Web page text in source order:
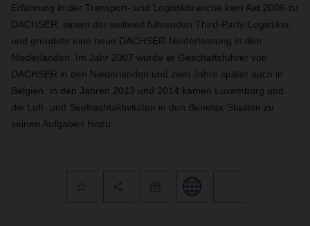
Erfahrung in der Transport- und Logistikbranche kam Aat 2006 zu
DACHSER, einem der weltweit führenden Third-Party-Logistiker,
und gründete eine neue DACHSER-Niederlassung in den
Niederlanden. Im Jahr 2007 wurde er Geschäftsführer von
DACHSER in den Niederlanden und zwei Jahre später auch in
Belgien. In den Jahren 2013 und 2014 kamen Luxemburg und
die Luft- und Seefrachtaktivitäten in den Benelux-Staaten zu
seinen Aufgaben hinzu.